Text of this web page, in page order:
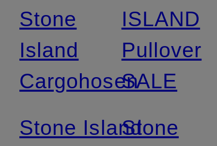
Stone
Island
Cargohosen
Stone Island
ISLAND
Pullover
SALE
Stone